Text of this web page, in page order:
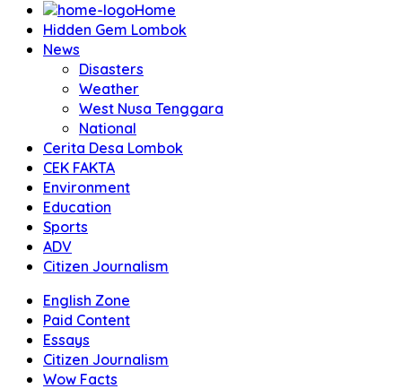
Home
Hidden Gem Lombok
News
Disasters
Weather
West Nusa Tenggara
National
Cerita Desa Lombok
CEK FAKTA
Environment
Education
Sports
ADV
Citizen Journalism
English Zone
Paid Content
Essays
Citizen Journalism
Wow Facts